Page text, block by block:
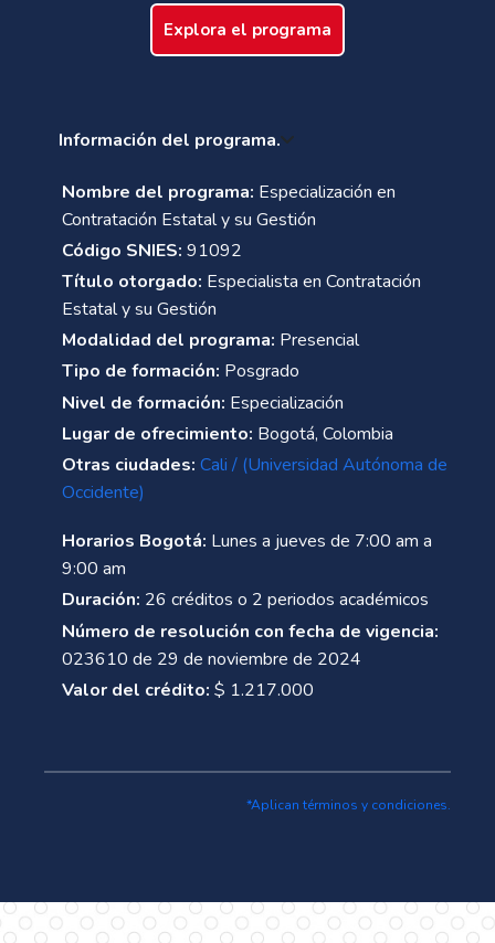
Explora el programa
Información del programa.
Nombre del programa: Especialización en
Contratación Estatal y su Gestión
Código SNIES: 91092
Título otorgado: Especialista en Contratación
Estatal y su Gestión
Modalidad del programa: Presencial
Tipo de formación: Posgrado
Nivel de formación: Especialización
Lugar de ofrecimiento: Bogotá, Colombia
Otras ciudades: Cali / (Universidad Autónoma de
Occidente)
Horarios Bogotá: Lunes a jueves de 7:00 am a
9:00 am
Duración: 26 créditos o 2 periodos académicos
Número de resolución con fecha de vigencia:
023610 de 29 de noviembre de 2024
Valor del crédito: $ 1.217.000
*Aplican términos y condiciones.